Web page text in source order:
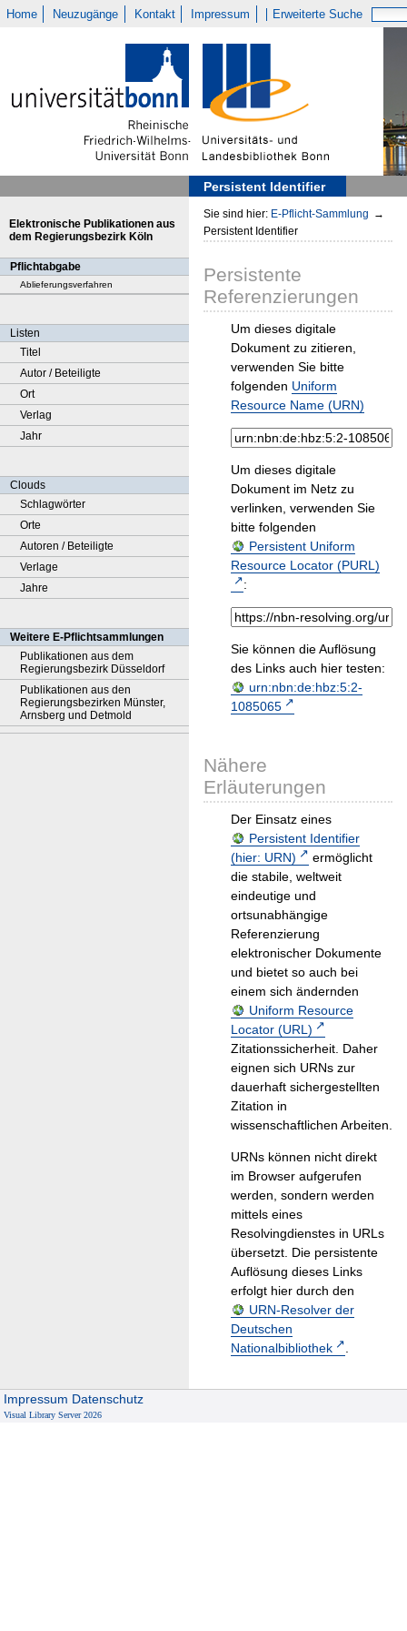
Home Neuzugänge Kontakt Impressum Erweiterte Suche
Persistent Identifier
Elektronische Publikationen aus
dem Regierungsbezirk Köln
Pflichtabgabe
Ablieferungsverfahren
Listen
Titel
Autor / Beteiligte
Ort
Verlag
Jahr
Clouds
Schlagwörter
Orte
Autoren / Beteiligte
Verlage
Jahre
Weitere E-Pflichtsammlungen
Publikationen aus dem
Regierungsbezirk Düsseldorf
Publikationen aus den
Regierungsbezirken Münster,
Arnsberg und Detmold
Sie sind hier: E-Pflicht-Sammlung →
Persistent Identifier
Persistente
Referenzierungen
Um dieses digitale
Dokument zu zitieren,
verwenden Sie bitte
folgenden Uniform
Resource Name (URN)
Um dieses digitale
Dokument im Netz zu
verlinken, verwenden Sie
bitte folgenden
Persistent Uniform
Resource Locator (PURL)
:
Sie können die Auflösung
des Links auch hier testen:
urn:nbn:de:hbz:5:2-
1085065
Nähere
Erläuterungen
Der Einsatz eines
Persistent Identifier
(hier: URN)
ermöglicht
die stabile, weltweit
eindeutige und
ortsunabhängige
Referenzierung
elektronischer Dokumente
und bietet so auch bei
einem sich ändernden
Uniform Resource
Locator (URL)
Zitationssicherheit. Daher
eignen sich URNs zur
dauerhaft sichergestellten
Zitation in
wissenschaftlichen Arbeiten.
URNs können nicht direkt
im Browser aufgerufen
werden, sondern werden
mittels eines
Resolvingdienstes in URLs
übersetzt. Die persistente
Auflösung dieses Links
erfolgt hier durch den
URN-Resolver der
Deutschen
Nationalbibliothek
.
Impressum Datenschutz
Visual Library Server 2026